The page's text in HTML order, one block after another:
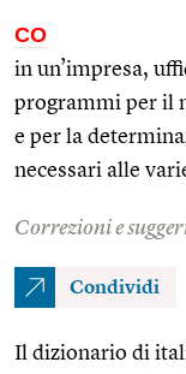
CO
in un’impresa,
programmi per il
e per la
necessari alle
Correzioni e
Condividi
Il dizionario di